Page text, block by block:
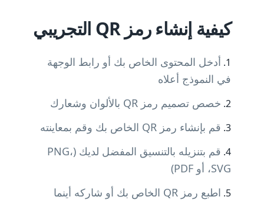
كيفية إنشاء رمز QR التجريبي
أدخل المحتوى الخاص بك أو رابط الوجهة
في النموذج أعلاه
خصص تصميم رمز QR بالألوان وشعارك
قم بإنشاء رمز QR الخاص بك وقم بمعاينته
قم بتنزيله بالتنسيق المفضل لديك (PNG،
SVG، أو PDF)
اطبع رمز QR الخاص بك أو شاركه أينما